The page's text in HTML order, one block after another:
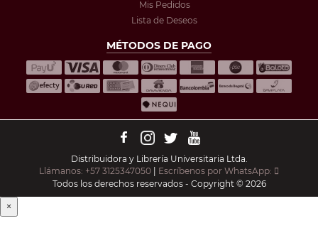
Mis Pedidos
Lista de Deseos
MÉTODOS DE PAGO
Distribuidora y Librería Universitaria Ltda.
Llámanos: +57 3125347050 | Escríbenos por WhatsApp:
Todos los derechos reservados - Copyright © 2026
×